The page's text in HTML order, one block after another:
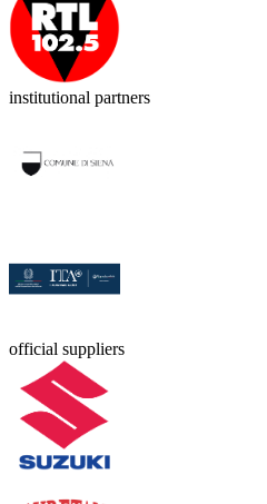
institutional partners
official suppliers